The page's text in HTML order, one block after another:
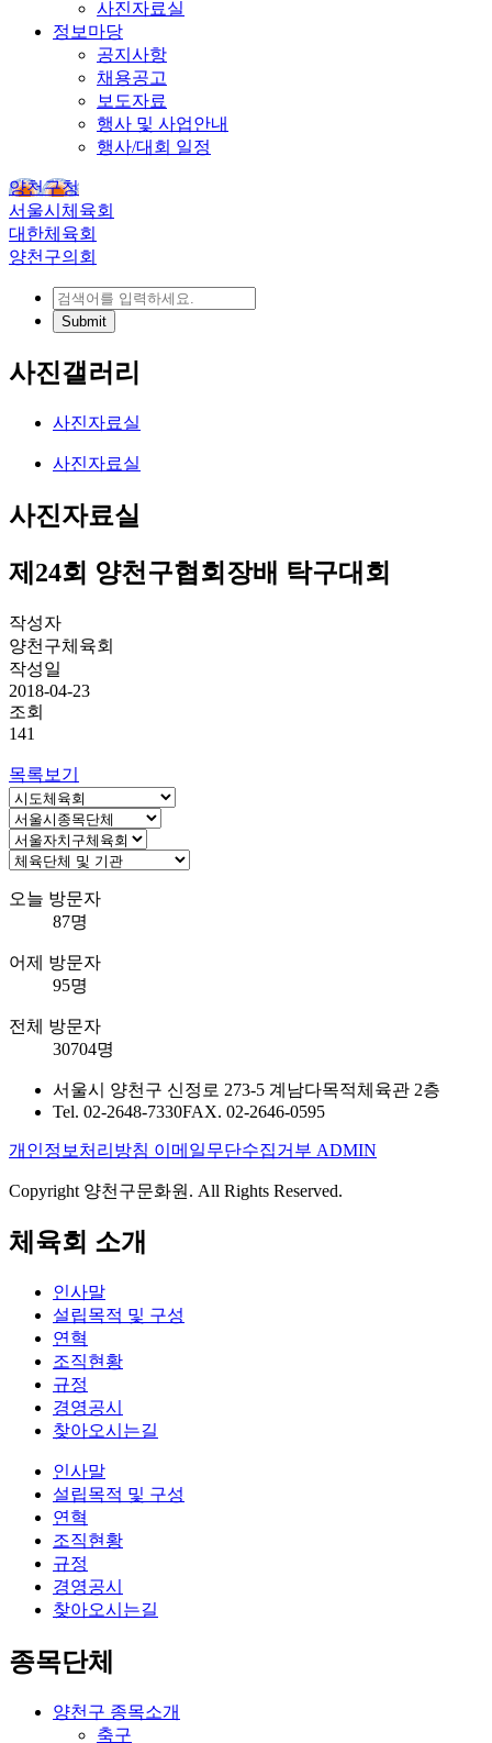
사진자료실
정보마당
공지사항
채용공고
보도자료
행사 및 사업안내
행사/대회 일정
양천구청
서울시체육회
대한체육회
양천구의회
사진갤러리
사진자료실
사진자료실
사진자료실
제24회 양천구협회장배 탁구대회
작성자
양천구체육회
작성일
2018-04-23
조회
141
목록보기
오늘 방문자
87명
어제 방문자
95명
전체 방문자
30704명
서울시 양천구 신정로 273-5 계남다목적체육관 2층
Tel. 02-2648-7330FAX. 02-2646-0595
개인정보처리방침 이메일무단수집거부 ADMIN
Copyright 양천구문화원. All Rights Reserved.
체육회 소개
인사말
설립목적 및 구성
연혁
조직현황
규정
경영공시
찾아오시는길
인사말
설립목적 및 구성
연혁
조직현황
규정
경영공시
찾아오시는길
종목단체
양천구 종목소개
축구